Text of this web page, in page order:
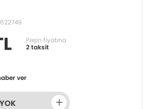
Peşin fiyatına
2 taksit
ver